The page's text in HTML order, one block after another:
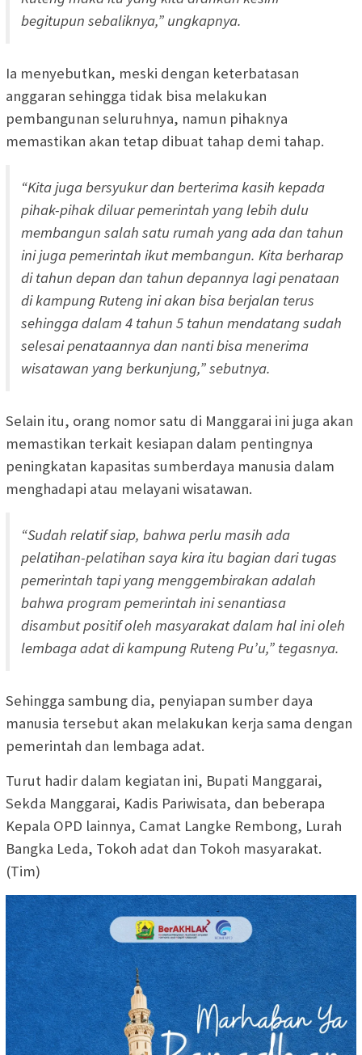
begitupun sebaliknya,” ungkapnya.
Ia menyebutkan, meski dengan keterbatasan
anggaran sehingga tidak bisa melakukan
pembangunan seluruhnya, namun pihaknya
memastikan akan tetap dibuat tahap demi tahap.
“Kita juga bersyukur dan berterima kasih kepada
pihak-pihak diluar pemerintah yang lebih dulu
membangun salah satu rumah yang ada dan tahun
ini juga pemerintah ikut membangun. Kita berharap
di tahun depan dan tahun depannya lagi penataan
di kampung Ruteng ini akan bisa berjalan terus
sehingga dalam 4 tahun 5 tahun mendatang sudah
selesai penataannya dan nanti bisa menerima
wisatawan yang berkunjung,” sebutnya.
Selain itu, orang nomor satu di Manggarai ini juga akan
memastikan terkait kesiapan dalam pentingnya
peningkatan kapasitas sumberdaya manusia dalam
menghadapi atau melayani wisatawan.
“Sudah relatif siap, bahwa perlu masih ada
pelatihan-pelatihan saya kira itu bagian dari tugas
pemerintah tapi yang menggembirakan adalah
bahwa program pemerintah ini senantiasa
disambut positif oleh masyarakat dalam hal ini oleh
lembaga adat di kampung Ruteng Pu’u,” tegasnya.
Sehingga sambung dia, penyiapan sumber daya
manusia tersebut akan melakukan kerja sama dengan
pemerintah dan lembaga adat.
Turut hadir dalam kegiatan ini, Bupati Manggarai,
Sekda Manggarai, Kadis Pariwisata, dan beberapa
Kepala OPD lainnya, Camat Langke Rembong, Lurah
Bangka Leda, Tokoh adat dan Tokoh masyarakat.
(Tim)